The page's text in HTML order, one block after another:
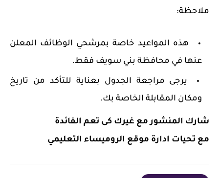
ملاحظة:
هذه المواعيد خاصة بمرشحي الوظائف المعلن
عنها في محافظة بني سويف فقط.
يرجى مراجعة الجدول بعناية للتأكد من تاريخ
ومكان المقابلة الخاصة بك.
شارك المنشور مع غيرك كى تعم الفائدة
مع تحيات ادارة موقع الروميساء التعليمي